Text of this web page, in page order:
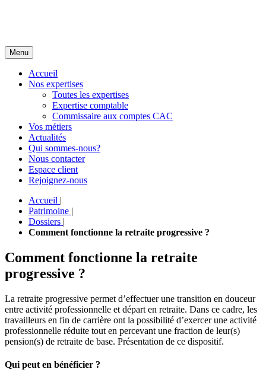
Menu
Accueil
Nos expertises
Toutes les expertises
Expertise comptable
Commissaire aux comptes CAC
Vos métiers
Actualités
Qui sommes-nous?
Nous contacter
Espace client
Rejoignez-nous
Accueil |
Patrimoine |
Dossiers |
Comment fonctionne la retraite progressive ?
Comment fonctionne la retraite
progressive ?
La retraite progressive permet d’effectuer une transition en douceur
entre activité professionnelle et départ en retraite. Dans ce cadre, les
travailleurs en fin de carrière ont la possibilité d’exercer une activité
professionnelle réduite tout en percevant une fraction de leur(s)
pension(s) de retraite de base. Présentation de ce dispositif.
Qui peut en bénéficier ?